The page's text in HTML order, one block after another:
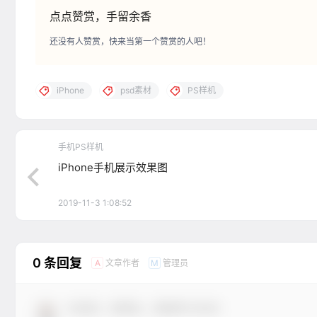
点点赞赏，手留余香
还没有人赞赏，快来当第一个赞赏的人吧！
iPhone psd素材 PS样机
手机PS样机
iPhone手机展示效果图
2019-11-3 1:08:52
0 条回复 A 文章作者 M 管理员